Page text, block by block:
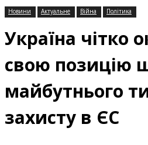
Новини Актуальне Війна Політика
Україна чітко
свою позицію
майбутнього
захисту в ЄС